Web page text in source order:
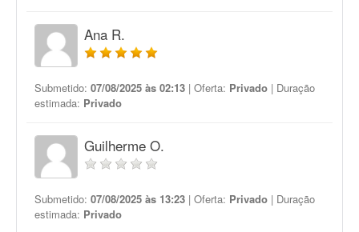
Ana R.
Submetido: 07/08/2025 às 02:13 | Oferta: Privado | Duração
estimada: Privado
Guilherme O.
Submetido: 07/08/2025 às 13:23 | Oferta: Privado | Duração
estimada: Privado